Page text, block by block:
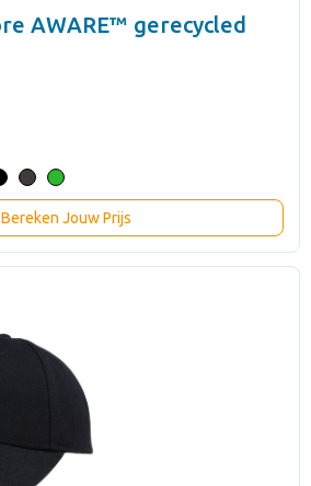
AWARE™ gerecycled
Bereken Jouw Prijs